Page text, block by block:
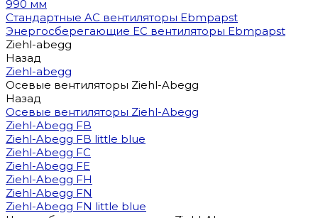
990 мм
Стандартные AC вентиляторы Ebmpapst
Энергосберегающие EC вентиляторы Ebmpapst
Ziehl-abegg
Назад
Ziehl-abegg
Осевые вентиляторы Ziehl-Abegg
Назад
Осевые вентиляторы Ziehl-Abegg
Ziehl-Abegg FB
Ziehl-Abegg FB little blue
Ziehl-Abegg FC
Ziehl-Abegg FE
Ziehl-Abegg FH
Ziehl-Abegg FN
Ziehl-Abegg FN little blue